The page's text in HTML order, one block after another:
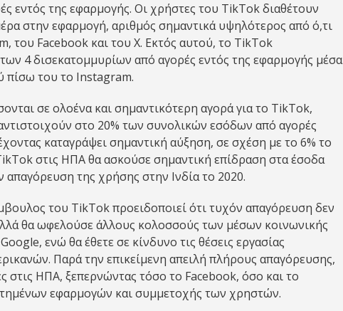
εντός της εφαρμογής. Οι χρήστες του TikTok διαθέτουν
στην εφαρμογή, αριθμός σημαντικά υψηλότερος από ό,τι
του Facebook και του Χ. Εκτός αυτού, το TikTok
4 δισεκατομμυρίων από αγορές εντός της εφαρμογής μέσα
πίσω του το Instagram.
σε ολοένα και σημαντικότερη αγορά για το TikTok,
στο 20% των συνολικών εσόδων από αγορές
καταγράψει σημαντική αύξηση, σε σχέση με το 6% το
στις ΗΠΑ θα ασκούσε σημαντική επίδραση στα έσοδα
απαγόρευση της χρήσης στην Ινδία το 2020.
του TikTok προειδοποιεί ότι τυχόν απαγόρευση δεν
θα ωφελούσε άλλους κολοσσούς των μέσων κοινωνικής
ενώ θα έθετε σε κίνδυνο τις θέσεις εργασίας
Παρά την επικείμενη απειλή πλήρους απαγόρευσης,
στις ΗΠΑ, ξεπερνώντας τόσο το Facebook, όσο και το
εφαρμογών και συμμετοχής των χρηστών.